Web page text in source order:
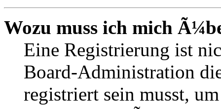
Wozu muss ich mich
Eine Registrierung ist
Board-Administration
registriert sein musst,